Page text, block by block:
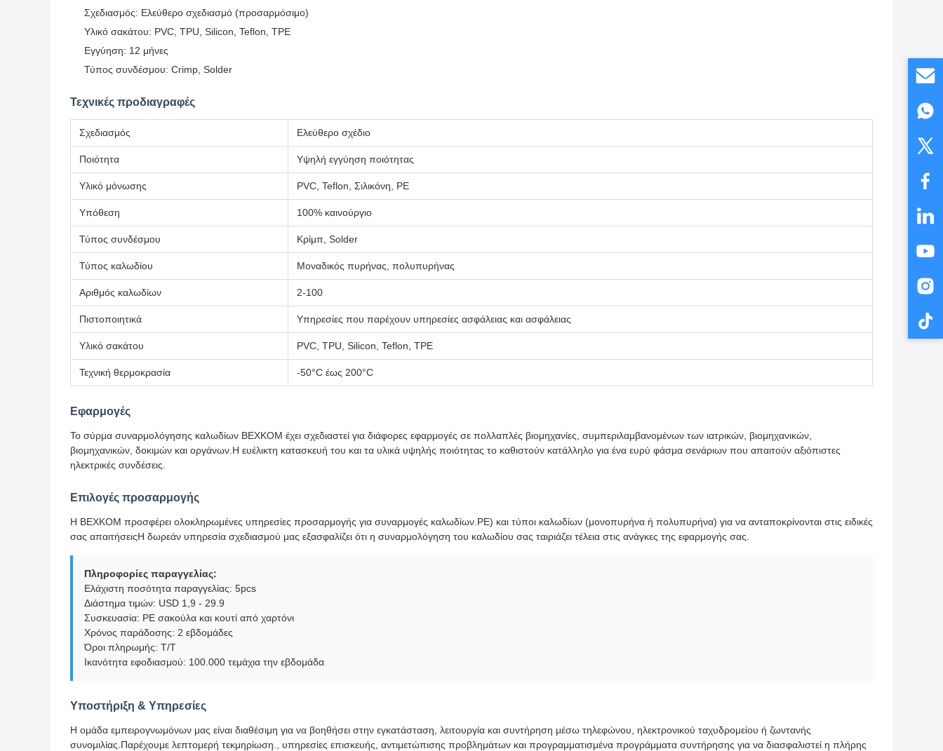
Σχεδιασμός: Ελεύθερο σχεδιασμό (προσαρμόσιμο)
Υλικό σακάτου: PVC, TPU, Silicon, Teflon, TPE
Εγγύηση: 12 μήνες
Τύπος συνδέσμου: Crimp, Solder
Τεχνικές προδιαγραφές
Σχεδιασμός Ελεύθερο σχέδιο
Ποιότητα Υψηλή εγγύηση ποιότητας
Υλικό μόνωσης PVC, Teflon, Σιλικόνη, PE
Υπόθεση 100% καινούργιο
Τύπος συνδέσμου Κρίμπ, Solder
Τύπος καλωδίου Μοναδικός πυρήνας, πολυπυρήνας
Αριθμός καλωδίων 2-100
Πιστοποιητικά Υπηρεσίες που παρέχουν υπηρεσίες ασφάλειας και ασφάλειας
Υλικό σακάτου PVC, TPU, Silicon, Teflon, TPE
Τεχνική θερμοκρασία -50°C έως 200°C
Εφαρμογές
Το σύρμα συναρμολόγησης καλωδίων BEXKOM έχει σχεδιαστεί για διάφορες εφαρμογές σε πολλαπλές βιομηχανίες, συμπεριλαμβανομένων των ιατρικών, βιομηχανικών,
βιομηχανικών, δοκιμών και οργάνων.Η ευέλικτη κατασκευή του και τα υλικά υψηλής ποιότητας το καθιστούν κατάλληλο για ένα ευρύ φάσμα σενάριων που απαιτούν αξιόπιστες
ηλεκτρικές συνδέσεις.
Επιλογές προσαρμογής
Η BEXKOM προσφέρει ολοκληρωμένες υπηρεσίες προσαρμογής για συναρμογές καλωδίων.PE) και τύποι καλωδίων (μονοπυρήνα ή πολυπυρήνα) για να ανταποκρίνονται στις ειδικές
σας απαιτήσειςΗ δωρεάν υπηρεσία σχεδιασμού μας εξασφαλίζει ότι η συναρμολόγηση του καλωδίου σας ταιριάζει τέλεια στις ανάγκες της εφαρμογής σας.
Πληροφορίες παραγγελίας:
Ελάχιστη ποσότητα παραγγελίας: 5pcs
Διάστημα τιμών: USD 1,9 - 29.9
Συσκευασία: PE σακούλα και κουτί από χαρτόνι
Χρόνος παράδοσης: 2 εβδομάδες
Όροι πληρωμής: T/T
Ικανότητα εφοδιασμού: 100.000 τεμάχια την εβδομάδα
Υποστήριξη & Υπηρεσίες
Η ομάδα εμπειρογνωμόνων μας είναι διαθέσιμη για να βοηθήσει στην εγκατάσταση, λειτουργία και συντήρηση μέσω τηλεφώνου, ηλεκτρονικού ταχυδρομείου ή ζωντανής
συνομιλίας.Παρέχουμε λεπτομερή τεκμηρίωση., υπηρεσίες επισκευής, αντιμετώπισης προβλημάτων και προγραμματισμένα προγράμματα συντήρησης για να διασφαλιστεί η πλήρης